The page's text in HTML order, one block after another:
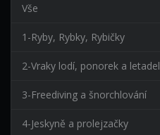
Vše
1-Ryby, Rybky, Rybičky
2-Vraky lodí, ponorek a letadel
3-Freediving a šnorchlování
4-Jeskyně a prolejzačky